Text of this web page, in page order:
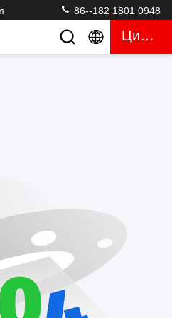
86--182 1801 0948
Цитата